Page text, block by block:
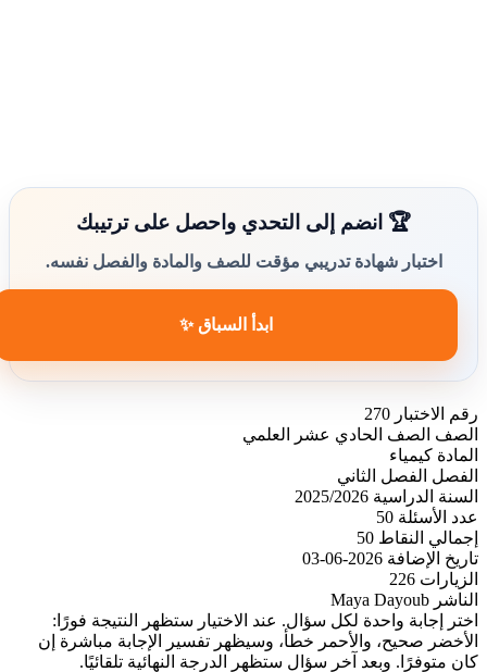
🏆 انضم إلى التحدي واحصل على ترتيبك
اختبار شهادة تدريبي مؤقت للصف والمادة والفصل نفسه.
ابدأ السباق ✨
رقم الاختبار 270
الصف
الصف الحادي عشر العلمي
المادة كيمياء
الفصل
الفصل الثاني
السنة الدراسية 2025/2026
عدد الأسئلة 50
إجمالي النقاط 50
تاريخ الإضافة 2026-06-03
الزيارات 226
الناشر Maya Dayoub
اختر إجابة واحدة لكل سؤال. عند الاختيار ستظهر النتيجة فورًا:
الأخضر صحيح، والأحمر خطأ، وسيظهر تفسير الإجابة مباشرة إن
كان متوفرًا. وبعد آخر سؤال ستظهر الدرجة النهائية تلقائيًا.